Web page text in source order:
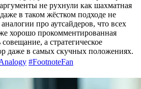
не рухнули как шахматная
в таком жёстком подходе не
про аутсайдеров, что всех
хорошо прокомментированная
а стратегическое
даже в самых скучных положениях.
#FootnoteFan